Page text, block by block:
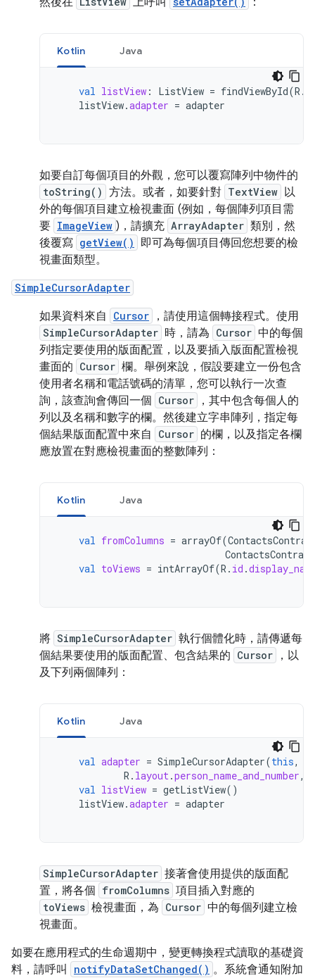
Kotlin Java
val listView : ListView = findViewById(R .
listView.adapter = adapter
如要自訂每個項目的外觀，您可以覆寫陣列中物件的
toString() 方法。或者，如要針對 TextView 以
外的每個項目建立檢視畫面 (例如，每個陣列項目需
要 ImageView )，請擴充 ArrayAdapter 類別，然
後覆寫 getView()
即可為每個項目傳回您想要的檢
視畫面類型。
SimpleCursorAdapter
如果資料來自 Cursor ，請使用這個轉接程式。使用
SimpleCursorAdapter 時，請為 Cursor 中的每個
列指定要使用的版面配置，以及要插入版面配置檢視
畫面的 Cursor 欄。舉例來說，假設要建立一份包含
使用者名稱和電話號碼的清單，您可以執行一次查
詢，該查詢會傳回一個 Cursor
，其中包含每個人的
列以及名稱和數字的欄。然後建立字串陣列，指定每
個結果版面配置中來自
Cursor 的欄，以及指定各欄
應放置在對應檢視畫面的整數陣列：
Kotlin Java
val fromColumns = arrayOf(
ContactsContract
val toViews = intArrayOf(R . id .
將 SimpleCursorAdapter 執行個體化時，請傳遞每
個結果要使用的版面配置、包含結果的 Cursor
，以
及下列兩個陣列：
Kotlin Java
val adapter = SimpleCursorAdapter(this,
R . layout.person_name_and_number,
val listView = getListView()
listView.adapter = adapter
SimpleCursorAdapter 接著會使用提供的版面配
置，將各個 fromColumns 項目插入對應的
toViews 檢視畫面，為 Cursor 中的每個列建立檢
視畫面。
如要在應用程式的生命週期中，變更轉換程式讀取的基礎資
料，請呼叫
notifyDataSetChanged() 。系統會通知附加